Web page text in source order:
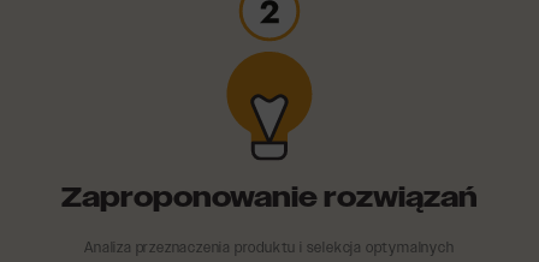
Zaproponowanie rozwiązań
Analiza przeznaczenia produktu i selekcja optymalnych